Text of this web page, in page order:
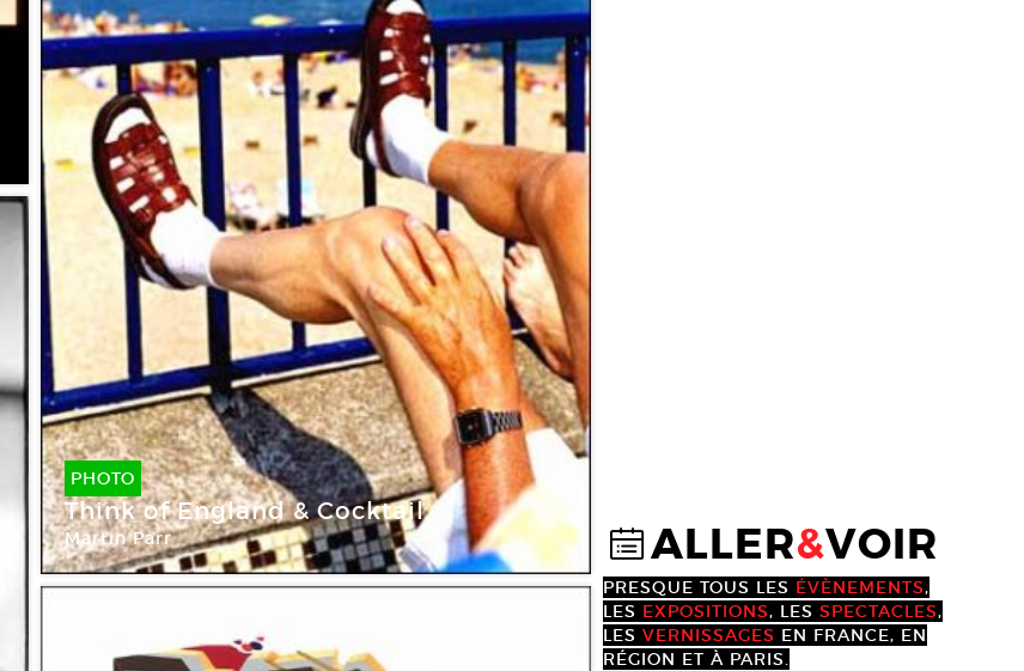
PHOTO
Think of England & Cocktail
Martin Parr @ALLER&VOIR
PRESQUE TOUS LES ÉVÈNEMENTS,
LES EXPOSITIONS, LES SPECTACLES,
LES VERNISSAGES EN FRANCE, EN
RÉGION ET À PARIS.